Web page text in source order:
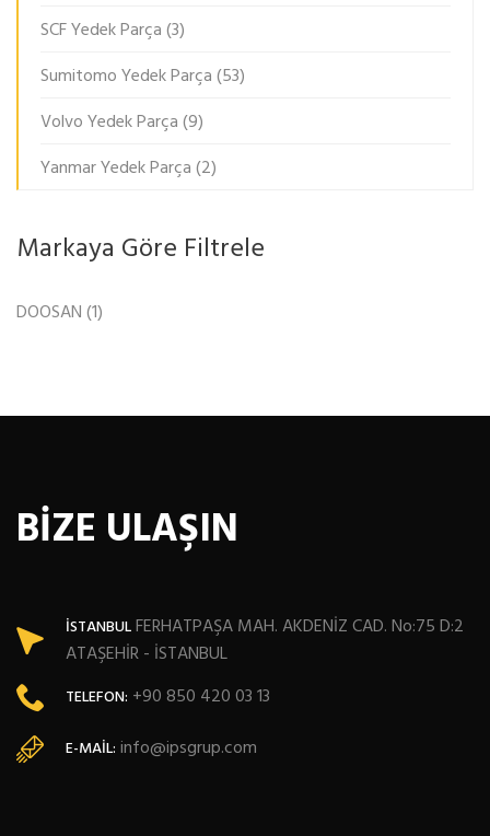
SCF Yedek Parça(3)
Sumitomo Yedek Parça(53)
Volvo Yedek Parça(9)
Yanmar Yedek Parça(2)
Markaya Göre Filtrele
DOOSAN(1)
BİZE ULAŞIN
İSTANBULFERHATPAŞA MAH. AKDENİZ CAD. No:75 D:2
ATAŞEHİR - İSTANBUL
TELEFON: +90 850 420 03 13
E-MAIL: info@ipsgrup.com